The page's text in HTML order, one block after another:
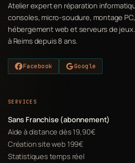
Atelier expert en réparation
consoles, micro-soudure, montage PC,
hébergement web et serveurs de
à Reims depuis 8 ans.
Facebook Google
SERVICES
Sans Franchise (abonnement)
Aide à distance dès 19,90€
Création site web 199€
Statistiques temps réel